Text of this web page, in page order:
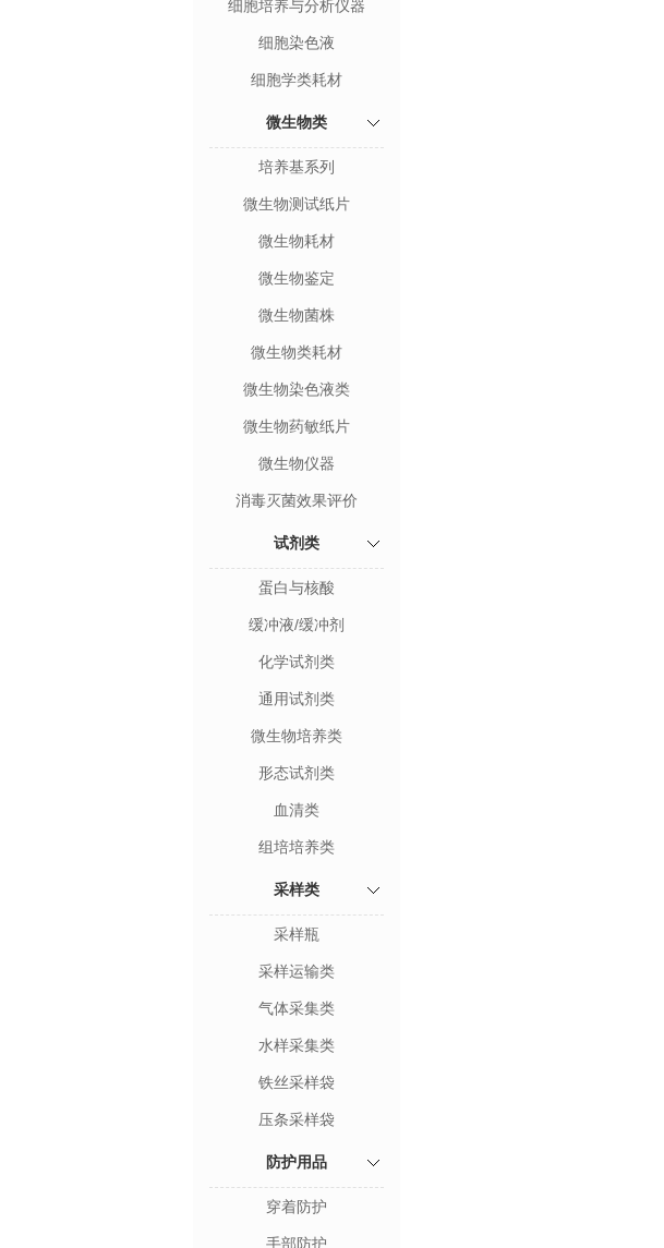
细胞培养与分析仪器
细胞染色液
细胞学类耗材
微生物类
培养基系列
微生物测试纸片
微生物耗材
微生物鉴定
微生物菌株
微生物类耗材
微生物染色液类
微生物药敏纸片
微生物仪器
消毒灭菌效果评价
试剂类
蛋白与核酸
缓冲液/缓冲剂
化学试剂类
通用试剂类
微生物培养类
形态试剂类
血清类
组培培养类
采样类
采样瓶
采样运输类
气体采集类
水样采集类
铁丝采样袋
压条采样袋
防护用品
穿着防护
手部防护